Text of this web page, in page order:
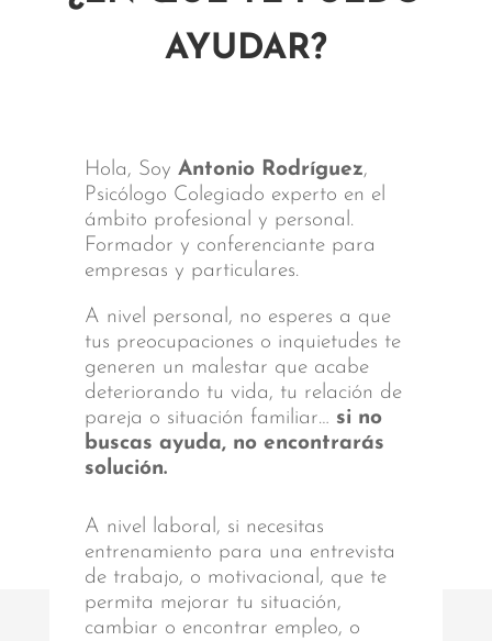
AYUDAR?
Hola, Soy Antonio Rodríguez,
Psicólogo Colegiado experto en el
ámbito profesional y personal.
Formador y conferenciante para
empresas y particulares.
A nivel personal, no esperes a que
tus preocupaciones o inquietudes te
generen un malestar que acabe
deteriorando tu vida, tu relación de
pareja o situación familiar… si no
buscas ayuda, no encontrarás
solución.
A nivel laboral, si necesitas
entrenamiento para una entrevista
de trabajo, o motivacional, que te
permita mejorar tu situación,
cambiar o encontrar empleo, o